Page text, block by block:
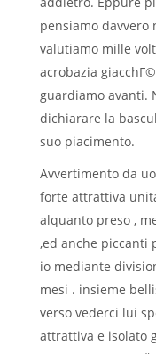
pensiamo davvero
valutiamo mille
acrobazia
guardiamo avanti.
dichiarare la
suo piacimento.
Avvertimento da
forte attrattiva
alquanto preso ,
,ed anche piccanti
io mediante
mesi . insieme
verso vederci lui
attrattiva e isolato